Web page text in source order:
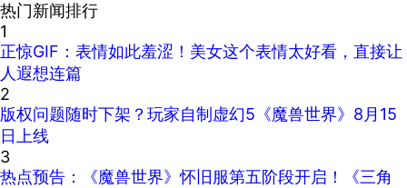
热门新闻排行
1
正惊GIF：表情如此羞涩！美女这个表情太好看，直接让
人遐想连篇
2
版权问题随时下架？玩家自制虚幻5《魔兽世界》8月15
日上线
3
热点预告：《魔兽世界》怀旧服第五阶段开启！《三角